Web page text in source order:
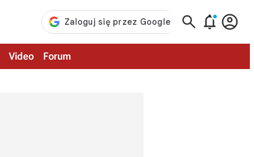
  
Video Forum